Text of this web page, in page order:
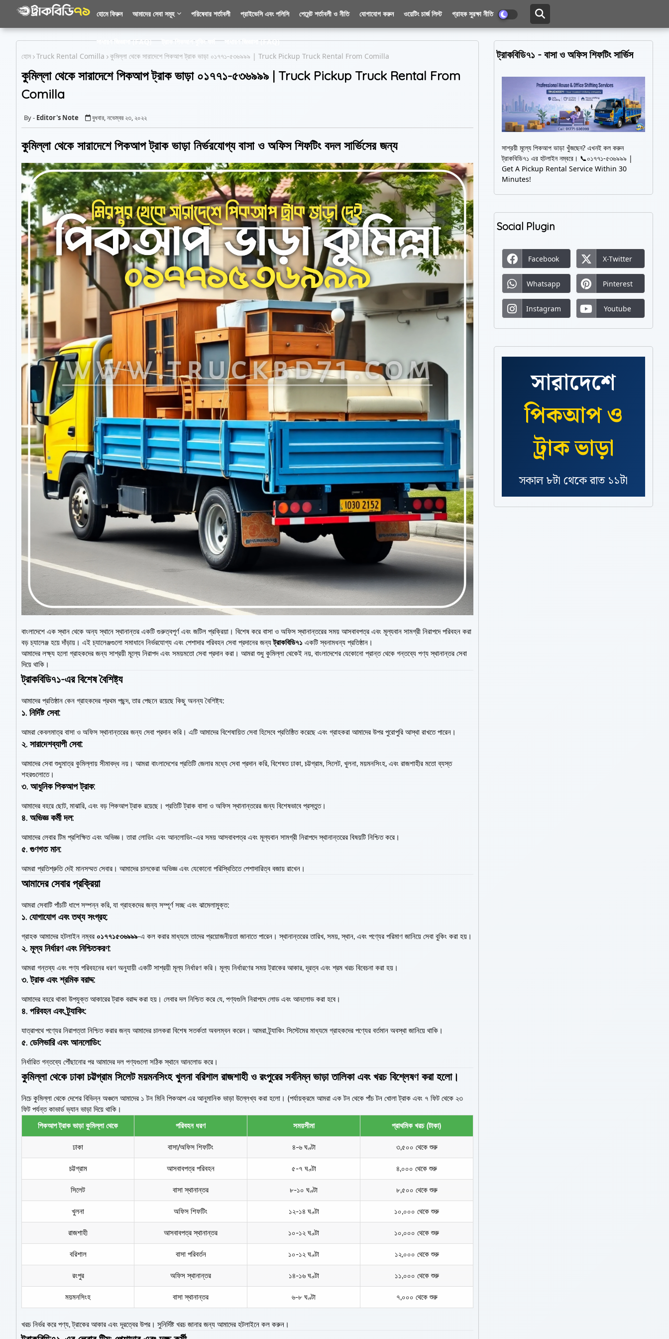
হোমে ফিরুন আমাদের সেবা সমূহ পরিষেবার শর্তাবলী প্রাইভেসি এবং পলিসি পেমেন্ট শর্তাবলী ও নীতি যোগাযোগ করুন ওয়েটিং চার্জ লিস্ট গ্রাহক সুরক্ষা নীতি
সাধারণ জিজ্ঞাসা (FAQ) ট্রাক পিকআপ বুকিং ফর্ম
সাধারণ জিজ্ঞাসা (FAQ)
হোম Truck Rental Comilla কুমিল্লা থেকে সারাদেশে পিকআপ ট্রাক ভাড়া ০১৭৭১-৫৩৬৯৯৯ | Truck Pickup Truck Rental From Comilla
কুমিল্লা থেকে সারাদেশে পিকআপ ট্রাক ভাড়া ০১৭৭১-৫৩৬৯৯৯ | Truck Pickup Truck Rental From
Comilla
Editor's Note বুধবার, নভেম্বর ২৩, ২০২২
কুমিল্লা থেকে সারাদেশে পিকআপ ট্রাক ভাড়া নির্ভরযোগ্য বাসা ও অফিস শিফটিং বদল সার্ভিসের জন্য
বাংলাদেশে এক স্থান থেকে অন্য স্থানে স্থানান্তর একটি গুরুত্বপূর্ণ এবং জটিল প্রক্রিয়া। বিশেষ করে বাসা ও অফিস স্থানান্তরের সময় আসবাবপত্র এবং মূল্যবান সামগ্রী নিরাপদে পরিবহন করা
বড় চ্যালেঞ্জ হয়ে দাঁড়ায়। এই চ্যালেঞ্জগুলো সমাধানে নির্ভরযোগ্য এবং পেশাদার পরিবহন সেবা প্রদানের জন্যট্রাকবিডি৭১ একটি স্বনামধন্য প্রতিষ্ঠান।
আমাদের লক্ষ্য হলো গ্রাহকদের জন্য সাশ্রয়ী মূল্যে নিরাপদ এবং সময়মতো সেবা প্রদান করা। আমরা শুধু কুমিল্লা থেকেই নয়, বাংলাদেশের যেকোনো প্রান্ত থেকে গন্তব্যে পণ্য স্থানান্তর সেবা
দিয়ে থাকি।
ট্রাকবিডি৭১-এর বিশেষ বৈশিষ্ট্য
আমাদের প্রতিষ্ঠান কেন গ্রাহকদের প্রথম পছন্দ, তার পেছনে রয়েছে কিছু অনন্য বৈশিষ্ট্য:
১. নির্দিষ্ট সেবা:
আমরা কেবলমাত্র বাসা ও অফিস স্থানান্তরের জন্য সেবা প্রদান করি। এটি আমাদের বিশেষায়িত সেবা হিসেবে প্রতিষ্ঠিত করেছে এবং গ্রাহকরা আমাদের উপর পুরোপুরি আস্থা রাখতে পারেন।
২. সারাদেশব্যাপী সেবা:
আমাদের সেবা শুধুমাত্র কুমিল্লায় সীমাবদ্ধ নয়। আমরা বাংলাদেশের প্রতিটি জেলার মধ্যে সেবা প্রদান করি, বিশেষত ঢাকা, চট্টগ্রাম, সিলেট, খুলনা, ময়মনসিংহ, এবং রাজশাহীর মতো ব্যস্ত
শহরগুলোতে।
৩. আধুনিক পিকআপ ট্রাক:
আমাদের বহরে ছোট, মাঝারি, এবং বড় পিকআপ ট্রাক রয়েছে। প্রতিটি ট্রাক বাসা ও অফিস স্থানান্তরের জন্য বিশেষভাবে প্রস্তুত।
৪. অভিজ্ঞ কর্মী দল:
আমাদের লেবার টিম প্রশিক্ষিত এবং অভিজ্ঞ। তারা লোডিং এবং আনলোডিং-এর সময় আসবাবপত্র এবং মূল্যবান সামগ্রী নিরাপদে স্থানান্তরের বিষয়টি নিশ্চিত করে।
৫. গুণগত মান:
আমরা প্রতিশ্রুতি দেই মানসম্মত সেবার। আমাদের চালকেরা অভিজ্ঞ এবং যেকোনো পরিস্থিতিতে পেশাদারিত্ব বজায় রাখেন।
আমাদের সেবার প্রক্রিয়া
আমরা সেবাটি পাঁচটি ধাপে সম্পন্ন করি, যা গ্রাহকদের জন্য সম্পূর্ণ সচ্ছ এবং ঝামেলামুক্ত:
১. যোগাযোগ এবং তথ্য সংগ্রহ:
গ্রাহক আমাদের হটলাইন নম্বর ০১৭৭১৫৩৬৯৯৯-এ কল করার মাধ্যমে তাদের প্রয়োজনীয়তা জানাতে পারেন। স্থানান্তরের তারিখ, সময়, স্থান, এবং পণ্যের পরিমাণ জানিয়ে সেবা বুকিং করা হয়।
২. মূল্য নির্ধারণ এবং নিশ্চিতকরণ:
আমরা গন্তব্য এবং পণ্য পরিবহনের ধরণ অনুযায়ী একটি সাশ্রয়ী মূল্য নির্ধারণ করি। মূল্য নির্ধারণের সময় ট্রাকের আকার, দূরত্ব এবং শ্রম খরচ বিবেচনা করা হয়।
৩.ট্রাক এবং শ্রমিক বরাদ্দ:
আমাদের বহরে থাকা উপযুক্ত আকারের ট্রাক বরাদ্দ করা হয়। লেবার দল নিশ্চিত করে যে, পণ্যগুলি নিরাপদে লোড এবং আনলোড করা হবে।
৪. পরিবহন এবং ট্র্যাকিং:
যাত্রাপথে পণ্যের নিরাপত্তা নিশ্চিত করার জন্য আমাদের চালকরা বিশেষ সতর্কতা অবলম্বন করেন। আমরা ট্র্যাকিং সিস্টেমের মাধ্যমে গ্রাহকদের পণ্যের বর্তমান অবস্থা জানিয়ে থাকি।
৫. ডেলিভারি এবং আনলোডিং:
নির্ধারিত গন্তব্যে পৌঁছানোর পর আমাদের দল পণ্যগুলো সঠিক স্থানে আনলোড করে।
কুমিল্লা থেকে ঢাকা চট্টগ্রাম সিলেট ময়মনসিংহ খুলনা বরিশাল রাজশাহী ও রংপুরের সর্বনিম্ন ভাড়া তালিকা এবং খরচ বিশ্লেষণ করা হলো।
নিচে কুমিল্লা থেকে দেশের বিভিন্ন অঞ্চলে আমাদের ১ টন মিনি পিকআপ এর আনুমানিক ভাড়া উল্লেখ্য করা হলো। (পর্যায়ক্রমে আমরা এক টন থেকে পাঁচ টন খোলা ট্রাক এবং ৭ ফিট থেকে ২৩
ফিট পর্যন্ত কাভার্ড ভ্যান ভাড়া দিয়ে থাকি।
পিকআপ ট্রাক ভাড়া কুমিল্লা থেকে
পরিবহন ধরণ সময়সীমা প্রাথমিক খরচ (টাকা)
ঢাকা বাসা/অফিস শিফটিং ৪-৬ ঘণ্টা ৩,৫০০ থেকে শুরু
চট্টগ্রাম আসবাবপত্র পরিবহন ৫-৭ ঘণ্টা ৪,০০০ থেকে শুরু
সিলেট বাসা স্থানান্তর ৮-১০ ঘণ্টা ৮,৫০০ থেকে শুরু
খুলনা অফিস শিফটিং ১২-১৪ ঘণ্টা ১০,০০০ থেকে শুরু
রাজশাহী আসবাবপত্র স্থানান্তর ১০-১২ ঘণ্টা ১০,০০০ থেকে শুরু
বরিশাল বাসা পরিবর্তন ১০-১২ ঘণ্টা ১২,০০০ থেকে শুরু
রংপুর অফিস স্থানান্তর ১৪-১৬ ঘণ্টা ১১,০০০ থেকে শুরু
ময়মনসিংহ বাসা স্থানান্তর ৬-৮ ঘণ্টা ৭,০০০ থেকে শুরু
খরচ নির্ভর করে পণ্য, ট্রাকের আকার এবং দূরত্বের উপর। সুনির্দিষ্ট খরচ জানার জন্য আমাদের হটলাইনে কল করুন।
ট্রাকবিডি৭১ - বাসা ও অফিস শিফটিং সার্ভিস
সাশ্রয়ী মূল্যে পিকআপ ভাড়া খুঁজছেন? এখনই কল করুন
ট্রাকবিডি৭১ এর হটলাইন নম্বরে। 📞০১৭৭১-৫৩৬৯৯৯ |
Get A Pickup Rental Service Within 30
Minutes!
Social Plugin
Facebook X-Twitter
Whatsapp Pinterest
Instagram Youtube
সারাদেশে
পিকআপ ও
ট্রাক ভাড়া
সকাল ৮টা থেকে রাত ১১টা
সাপোর্ট ও সহজ বুকিং প্রসেস